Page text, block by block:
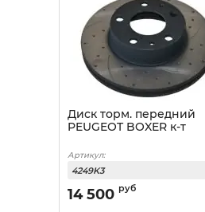
Диск торм. передний
PEUGEOT BOXER к-т
Артикул:
4249K3
14 500 руб